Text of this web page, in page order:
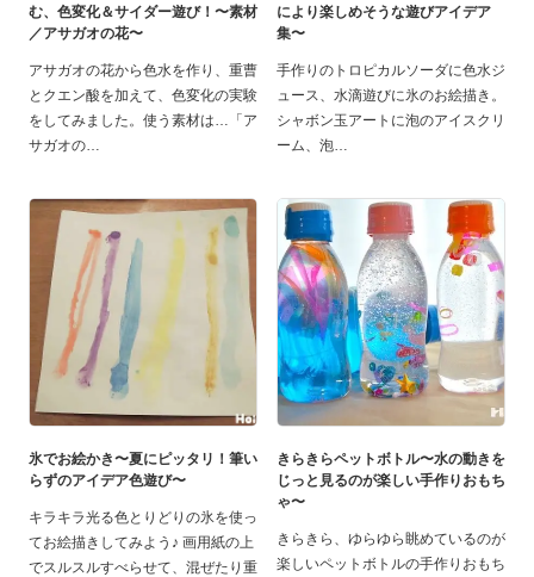
む、色変化＆サイダー遊び！〜素材
／アサガオの花〜
アサガオの花から色水を作り、重曹
とクエン酸を加えて、色変化の実験
をしてみました。使う素材は…「ア
サガオの
により楽しめそうな遊びアイデア
集〜
手作りのトロピカルソーダに色水ジ
ュース、水滴遊びに氷のお絵描き。
シャボン玉アートに泡のアイスクリ
ーム、泡
氷でお絵かき〜夏にピッタリ！筆い
らずのアイデア色遊び〜
キラキラ光る色とりどりの氷を使っ
てお絵描きしてみよう♪ 画用紙の上
でスルスルすべらせて、混ぜたり重
きらきらペットボトル〜水の動きを
じっと見るのが楽しい手作りおもち
ゃ〜
きらきら、ゆらゆら眺めているのが
楽しいペットボトルの手作りおもち